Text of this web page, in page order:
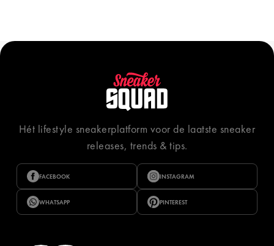
Hét lifestyle sneakerplatform voor de laatste sneaker
releases, trends & tips.
FACEBOOK INSTAGRAM
WHATSAPP PINTEREST